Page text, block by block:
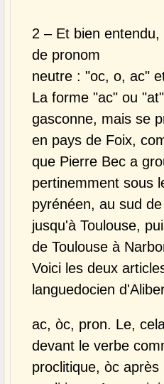
2 – Et bien
de pronom
neutre : "oc, o, ac"
La forme "ac" ou
gasconne, mais se
en pays de Foix,
que Pierre Bec a
pertinemment sous
pyrénéen, au sud
jusqu'à Toulouse,
de Toulouse à
Voici les deux
languedocien
ac, òc, pron. Le,
devant le verbe
proclitique, òc